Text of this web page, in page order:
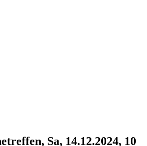
Sa, 14.12.2024, 10